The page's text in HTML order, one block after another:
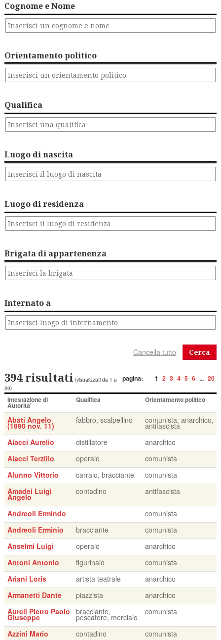
Cognome e Nome
Orientamento politico
Qualifica
Luogo di nascita
Luogo di residenza
Brigata di appartenenza
Internato a
Cerca
pagina: 1 2 3 4 5 6 ... 20
394 risultati (visualizzati da 1 a
20)
Intestazione di
Autorita'
Qualifica Orientamento politico
Abati Angelo
(1890 nov. 11)
fabbro, scalpellino comunista, anarchico,
antifascista
Aiacci Aurelio
distillatore
anarchico
Aiacci Terzilio
operaio
comunista
Alunno Vittorio
carraio, bracciante
comunista
Amadei Luigi
Angelo
contadino antifascista
Andreoli Ermindo
comunista
Andreoli Erminio
bracciante
comunista
Anselmi Luigi
operaio
anarchico
Antoni Antonio
figurinaio
comunista
Ariani Loris
artista teatrale
anarchico
Armanetti Dante
piazzista
anarchico
Aureli Pietro Paolo
Giuseppe
bracciante,
pescatore, merciaio
comunista
Azzini Mario contadino
comunista